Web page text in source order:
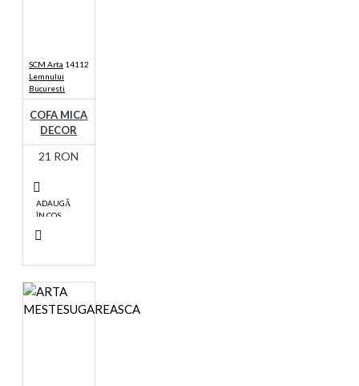
SCM Arta
Lemnului
Bucuresti
14112
COFA MICA
DECOR
21 RON
ADAUGĂ
ÎN COŞ